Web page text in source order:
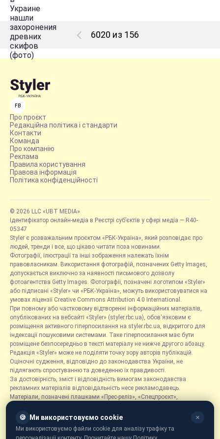
6020 из 156
FB
Про проєкт
Редакційна політика і стандарти
Контакти
Команда
Про компанію
Реклама
Правила користування
Правова інформація
Політика конфіденційності
© 2026 LLC «UBT MEDIA»
Ідентифікатор онлайн-медіа в Реєстрі суб’єктів у сфері медіа — R40-
05347
Styler є розважальним проєктом «РБК-Україна», який розповідає про
людей, тренди і все, що цікаво читати поза новинами.
Фотографії, ілюстрації та інші зображення належать їхнім
правовласникам. Використання фотографій, позначених Getty Images,
допускається виключно за наявності письмового дозволу
фотоагентства Getty Images. Фотографії, позначені логотипом «Styler»
або підписані «Styler» чи «РБК-Україна», можуть використовуватися на
умовах ліцензії Creative Commons Attribution 4.0 International.
При повному або частковому відтворенні інформаційних матеріалів,
опублікованих на вебсайті «Styler» (styler.rbc.ua), обов'язковим є
розміщення активного гіперпосилання на styler.rbc.ua, відкритого для
індексації пошуковими системами. Таке гіперпосилання має бути
розміщене безпосередньо в тексті матеріалу не нижче другого абзацу.
Редакція «Styler» може не поділяти точку зору авторів публікацій.
Оціночні судження, відповідно до законодавства України, не
підлягають спростуванню та доведенню їх правдивості.
За достовірність, зміст і відповідність вимогам законодавства
рекламних матеріалів відповідальність несе рекламодавець.
Матеріали, позначені плашками «Прес-реліз», «Спецпроєкт»,
розміщуються на правах реклами.
Рубрика «Новини компаній» є інформаційним форматом, що містить
новини, повідомлення та оголошення, пов'язані з діяльністю
🍪 Ми використовуємо cookie ✕
Ми використовуємо файли cookie для аналізу трафіку та